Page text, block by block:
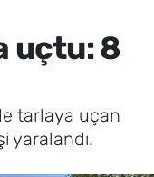
uçtu: 8
tarlaya uçan
yaralandı.